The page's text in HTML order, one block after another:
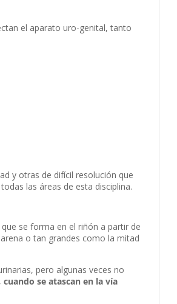
el aparato uro-genital, tanto
y otras de difícil resolución que
las áreas de esta disciplina.
se forma en el riñón a partir de
o tan grandes como la mitad
pero algunas veces no
cuando se atascan en la vía